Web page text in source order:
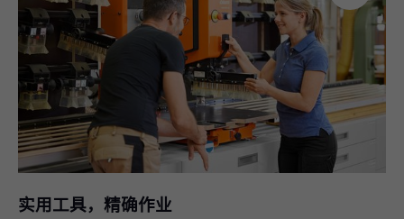
柜体配置工具
柜体设计、五金件选择及设计结果将直接传输至生产流
程。
物流和运输支持
我们会考虑您的特殊需求并定制灵活的物流解决方案。
实用工具，精确作业